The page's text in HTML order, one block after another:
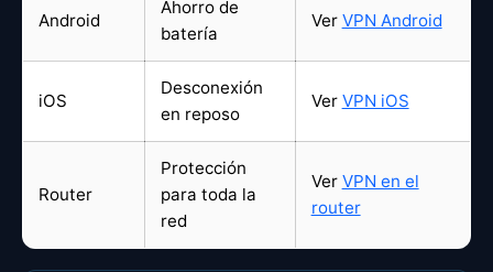
Android
Ahorro de
batería
Ver VPN Android
iOS
Desconexión
en reposo
Ver VPN iOS
Router
Protección
para toda la
red
Ver VPN en el
router